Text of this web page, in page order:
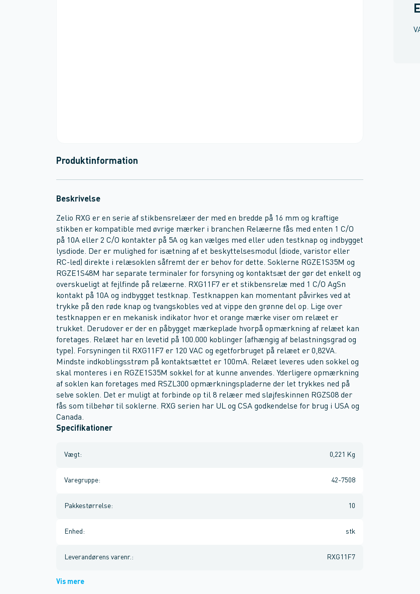
Produktinformation
Beskrivelse
Zelio RXG er en serie af stikbensrelæer der med en bredde på 16 mm og kraftige
stikben er kompatible med øvrige mærker i branchen Relæerne fås med enten 1 C/O
på 10A eller 2 C/O kontakter på 5A og kan vælges med eller uden testknap og indbygget
lysdiode. Der er mulighed for isætning af et beskyttelsesmodul (diode, varistor eller
RC-led) direkte i relæsoklen såfremt der er behov for dette. Soklerne RGZE1S35M og
RGZE1S48M har separate terminaler for forsyning og kontaktsæt der gør det enkelt og
overskueligt at fejlfinde på relæerne. RXG11F7 er et stikbensrelæ med 1 C/O AgSn
kontakt på 10A og indbygget testknap. Testknappen kan momentant påvirkes ved at
trykke på den røde knap og tvangskobles ved at vippe den grønne del op. Lige over
testknappen er en mekanisk indikator hvor et orange mærke viser om relæet er
trukket. Derudover er der en påbygget mærkeplade hvorpå opmærkning af relæet kan
foretages. Relæet har en levetid på 100.000 koblinger (afhængig af belastningsgrad og
type). Forsyningen til RXG11F7 er 120 VAC og egetforbruget på relæet er 0,82VA.
Mindste indkoblingsstrøm på kontaktsættet er 100mA. Relæet leveres uden sokkel og
skal monteres i en RGZE1S35M sokkel for at kunne anvendes. Yderligere opmærkning
af soklen kan foretages med RSZL300 opmærkningspladerne der let trykkes ned på
selve soklen. Det er muligt at forbinde op til 8 relæer med sløjfeskinnen RGZS08 der
fås som tilbehør til soklerne. RXG serien har UL og CSA godkendelse for brug i USA og
Canada.
Specifikationer
Vægt: 0,221 Kg
Varegruppe: 42-7508
Pakkestørrelse: 10
Enhed : stk
Leverandørens varenr. : RXG11F7
Vis mere